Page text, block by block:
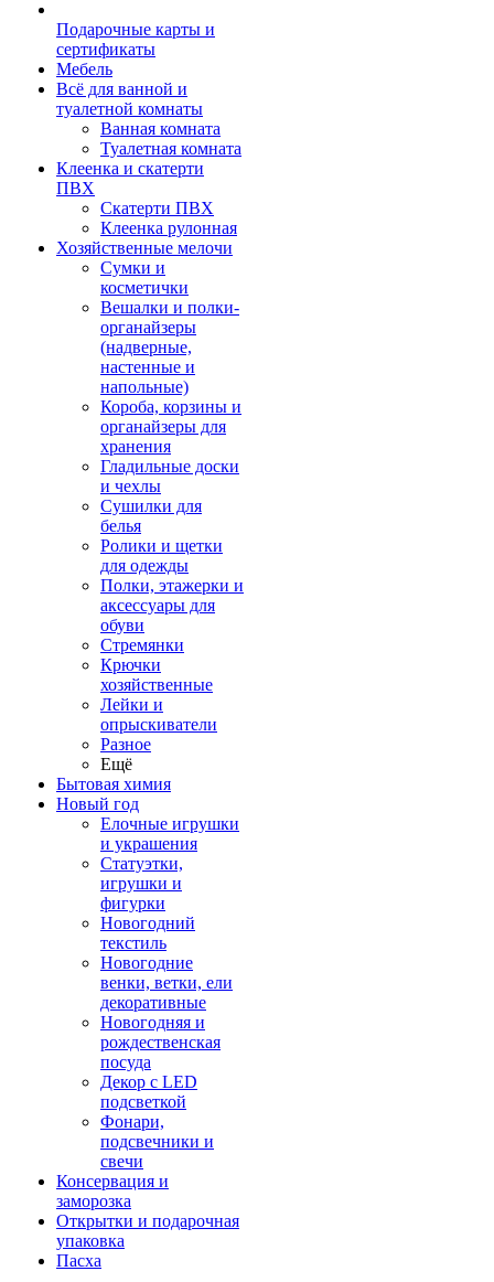
Подарочные карты и
сертификаты
Мебель
Всё для ванной и
туалетной комнаты
Ванная комната
Туалетная комната
Клеенка и скатерти
ПВХ
Скатерти ПВХ
Клеенка рулонная
Хозяйственные мелочи
Сумки и
косметички
Вешалки и полки-
органайзеры
(надверные,
настенные и
напольные)
Короба, корзины и
органайзеры для
хранения
Гладильные доски
и чехлы
Сушилки для
белья
Ролики и щетки
для одежды
Полки, этажерки и
аксессуары для
обуви
Стремянки
Крючки
хозяйственные
Лейки и
опрыскиватели
Разное
Ещё
Бытовая химия
Новый год
Елочные игрушки
и украшения
Статуэтки,
игрушки и
фигурки
Новогодний
текстиль
Новогодние
венки, ветки, ели
декоративные
Новогодняя и
рождественская
посуда
Декор с LED
подсветкой
Фонари,
подсвечники и
свечи
Консервация и
заморозка
Открытки и подарочная
упаковка
Пасха